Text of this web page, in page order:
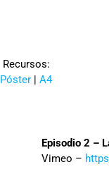
Recursos:
Póster | A4
Episodio 2 –
Vimeo –